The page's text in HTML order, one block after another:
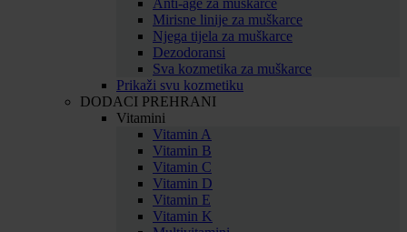
Anti-age za muškarce
Mirisne linije za muškarce
Njega tijela za muškarce
Dezodoransi
Sva kozmetika za muškarce
Prikaži svu kozmetiku
DODACI PREHRANI
Vitamini
Vitamin A
Vitamin B
Vitamin C
Vitamin D
Vitamin E
Vitamin K